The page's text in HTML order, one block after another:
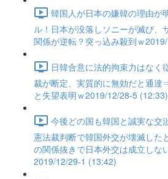
韓国人が日本の嫌韓の理由が
ル！日本が没落しソニーが滅び、
関係が逆転？突っ込み殺到ｗ
日韓合意に法的拘束力はなく
裁が断定、実質的に無効だと通達
と失望表明ｗ2019/12/28-5 (12:33)
今後どの国も韓国と誠実な交
憲法裁判断で韓国外交が壊滅した
の関係抜きで日本外交は成立しな
2019/12/29-1 (13:42)